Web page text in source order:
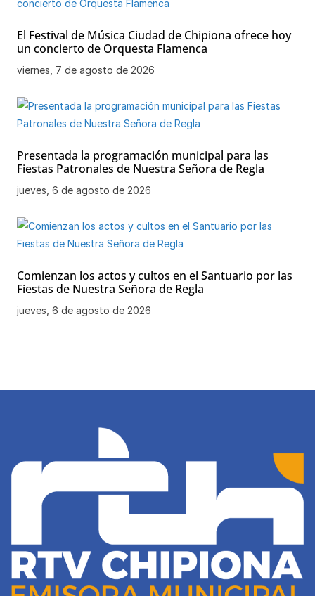
El Festival de Música Ciudad de Chipiona ofrece hoy
un concierto de Orquesta Flamenca
viernes, 7 de agosto de 2026
Presentada la programación municipal para las
Fiestas Patronales de Nuestra Señora de Regla
jueves, 6 de agosto de 2026
Comienzan los actos y cultos en el Santuario por las
Fiestas de Nuestra Señora de Regla
jueves, 6 de agosto de 2026